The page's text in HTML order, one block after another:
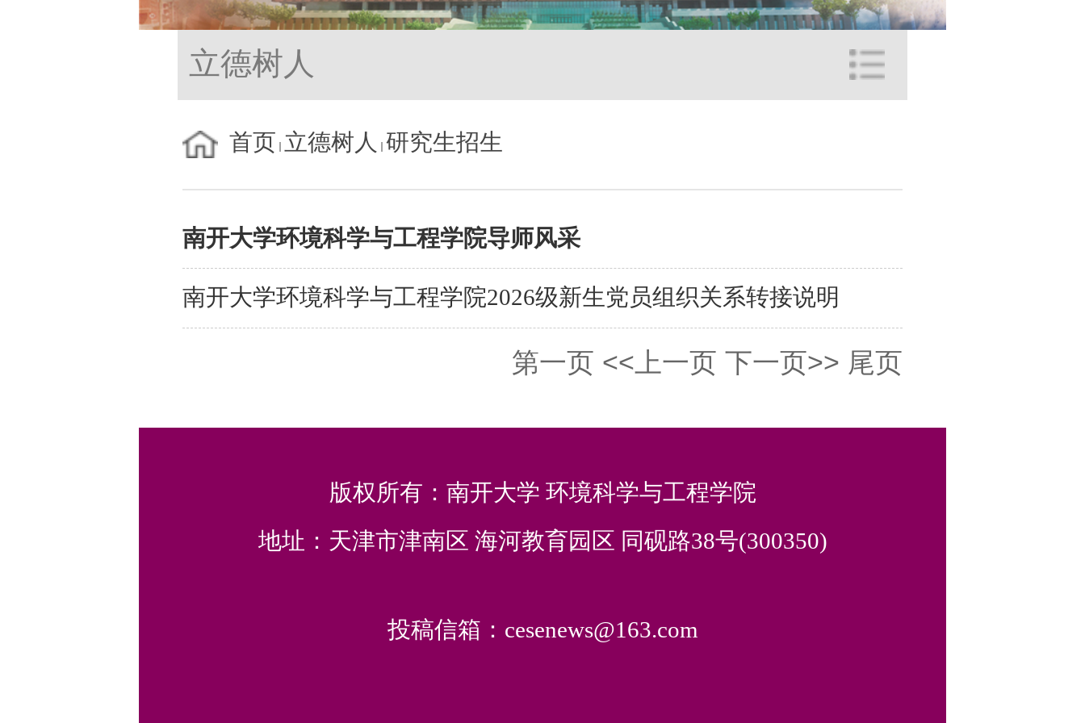
立德树人
首页 立德树人 研究生招生
南开大学环境科学与工程学院导师风采
南开大学环境科学与工程学院2026级新生党员组织关系转接说明
第一页 <<上一页 下一页>> 尾页
版权所有：南开大学 环境科学与工程学院
地址：天津市津南区 海河教育园区 同砚路38号(300350)
投稿信箱：cesenews@163.com